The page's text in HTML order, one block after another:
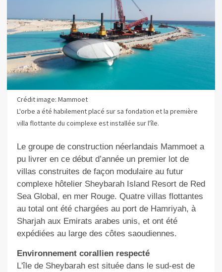
Crédit image: Mammoet
L'orbe a été habilement placé sur sa fondation et la première
villa flottante du coimplexe est installée sur l'île.
Le groupe de construction néerlandais Mammoet a
pu livrer en ce début d’année un premier lot de
villas construites de façon modulaire au futur
complexe hôtelier Sheybarah Island Resort de Red
Sea Global, en mer Rouge. Quatre villas flottantes
au total ont été chargées au port de Hamriyah, à
Sharjah aux Emirats arabes unis, et ont été
expédiées au large des côtes saoudiennes.
Environnement corallien respecté
L'île de Sheybarah est située dans le sud-est de